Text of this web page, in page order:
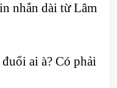
nhắn dài từ Lâm
ai à? Có phải